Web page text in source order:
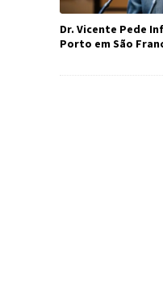
Dr. Vicente Pede
Porto em São